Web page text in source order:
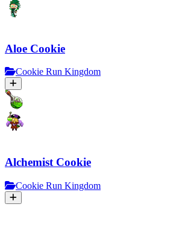
Aloe Cookie
Cookie Run Kingdom
Alchemist Cookie
Cookie Run Kingdom